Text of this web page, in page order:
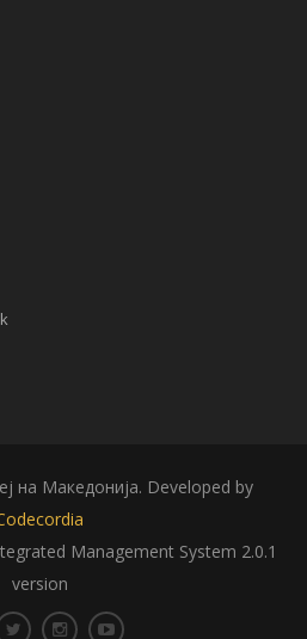
на Македонија. Developed by
Management System 2.0.1
version